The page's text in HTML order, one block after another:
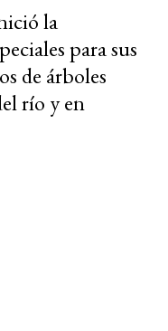
la
para sus
de árboles
río y en